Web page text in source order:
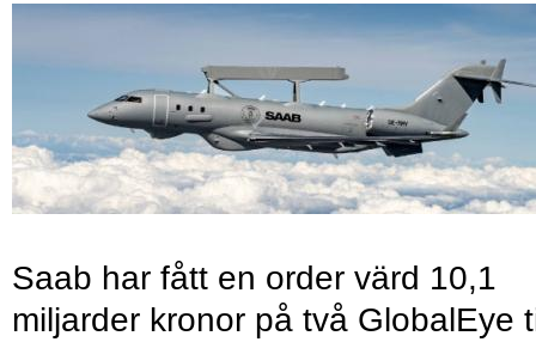
Saab har fått en order värd 10,1
miljarder kronor på två GlobalEye